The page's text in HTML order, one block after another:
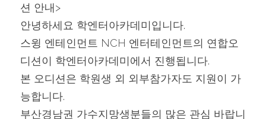
션 안내>
안녕하세요 학엔터아카데미입니다.
스윙 엔테인먼트 NCH 엔터테인먼트의 연합오
디션이 학엔터아카데미에서 진행됩니다.
본 오디션은 학원생 외 외부참가자도 지원이 가
능합니다.
부산경남권 가수지망생분들의 많은 관심 바랍니